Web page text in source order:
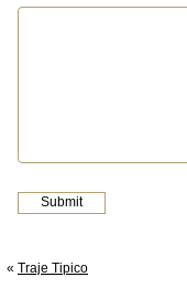
« Traje Tipico